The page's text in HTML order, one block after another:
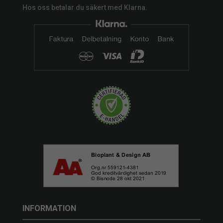
Hos oss betalar du säkert med Klarna.
INFORMATION